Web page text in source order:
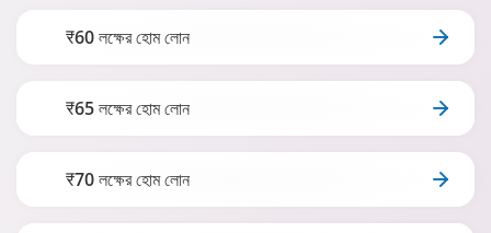
₹60 লক্ষের হোম লোন
₹65 লক্ষের হোম লোন
₹70 লক্ষের হোম লোন